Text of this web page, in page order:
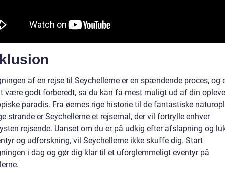
af en rejse til Seychellerne er en spændende proces, og
være godt forberedt, så du kan få mest muligt ud af din
paradis. Fra øernes rige historie til de fantastiske
strande er Seychellerne et rejsemål, der vil fortrylle enhver
rejsende. Uanset om du er på udkig efter afslapning og
og udforskning, vil Seychellerne ikke skuffe dig. Start
i dag og gør dig klar til et uforglemmeligt eventyr på